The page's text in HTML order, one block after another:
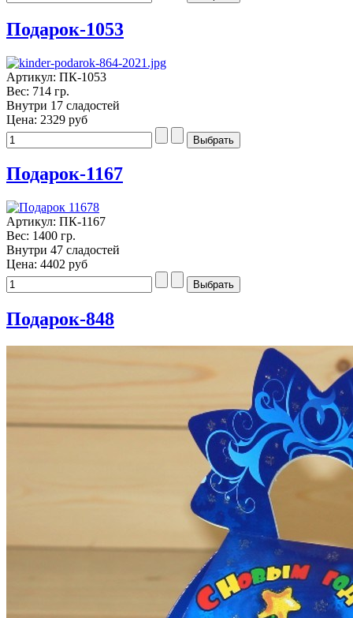
Подарок-1053
Артикул: ПК-1053
Вес: 714 гр.
Внутри 17 сладостей
Цена: 2329 руб
Подарок-1167
Артикул: ПК-1167
Вес: 1400 гр.
Внутри 47 сладостей
Цена: 4402 руб
Подарок-848